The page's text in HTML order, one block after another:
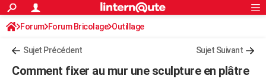
ACTUALITÉS
Politique
Société
Faits Divers
Education
Monde
Villes
+
S'inscrire
Connexion
Forum Forum Bricolage Outillage
Sujet Précédent Sujet Suivant
Comment fixer au mur une sculpture en plâtre